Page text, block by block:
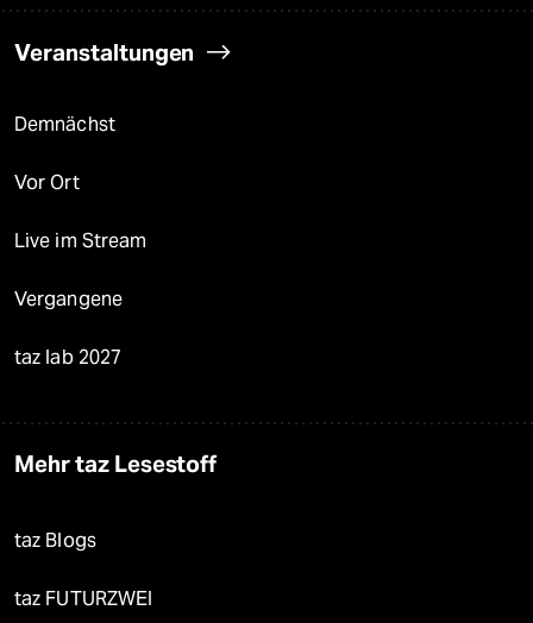
Veranstaltungen
Demnächst
Vor Ort
Live im Stream
Vergangene
taz lab 2027
Mehr taz Lesestoff
taz Blogs
taz FUTURZWEI